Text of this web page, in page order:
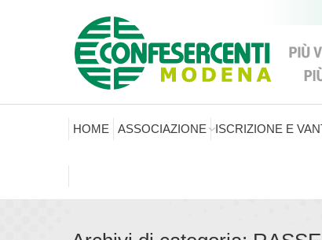
HOME ASSOCIAZIONE ISCRIZIONE E